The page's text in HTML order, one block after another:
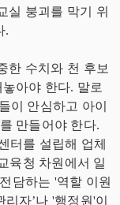
실 붕괴를 막기 위
.
한 수치와 천 후보
아야 한다. 말로
이 안심하고 아이
만들어야 한다.
터를 설립해 업체
육청 차원에서 일
담하는 '역할 이원
자’나 '행정원'이